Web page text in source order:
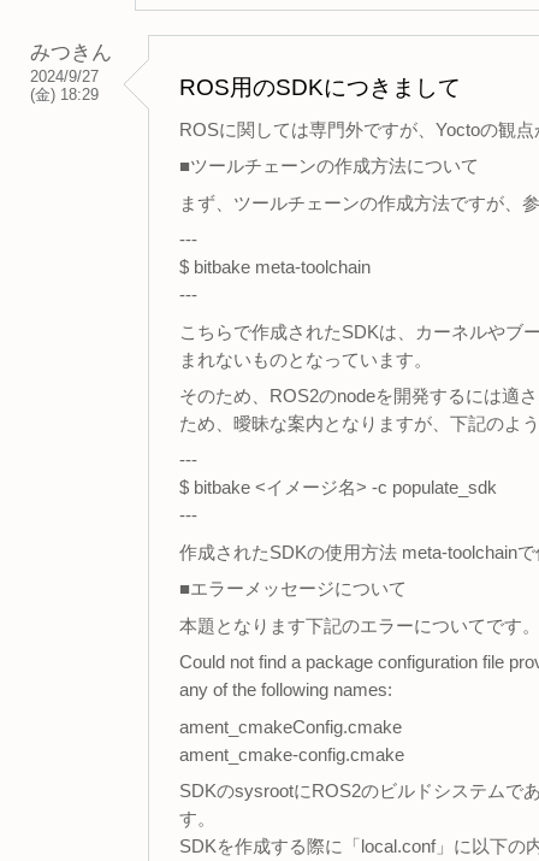
みつきん
2024/9/27
(金) 18:29
ROS用のSDKにつきまして
ROSに関しては専門外ですが、Yoctoの観
■ツールチェーンの作成方法について
まず、ツールチェーンの作成方法ですが、
---
$ bitbake meta-toolchain
---
こちらで作成されたSDKは、カーネルやブ
まれないものとなっています。
そのため、ROS2のnodeを開発するには適
ため、曖昧な案内となりますが、下記のよ
---
$ bitbake <イメージ名> -c populate_sdk
---
作成されたSDKの使用方法 meta-toolchain
■エラーメッセージについて
本題となります下記のエラーについてです。
Could not find a package configuration file
any of the following names:
ament_cmakeConfig.cmake
ament_cmake-config.cmake
SDKのsysrootにROS2のビルドシステムで
す。
SDKを作成する際に「local.conf」に以下の